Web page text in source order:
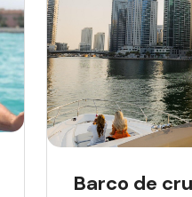
Barco de